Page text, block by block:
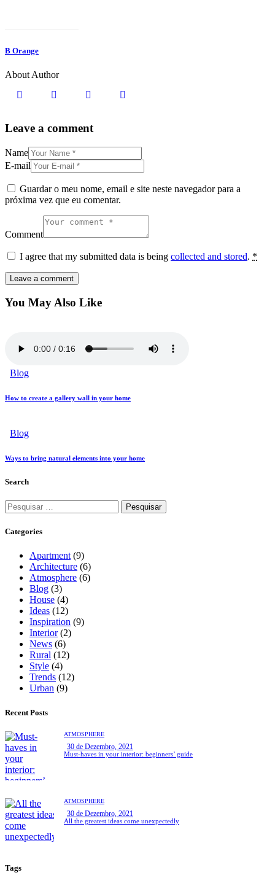
B Orange
About Author
Leave a comment
Name
E-mail
Guardar o meu nome, email e site neste navegador para a
próxima vez que eu comentar.
Comment
I agree that my submitted data is being collected and stored. *
You May Also Like
Blog
How to create a gallery wall in your home
Blog
Ways to bring natural elements into your home
Search
Categories
Apartment (9)
Architecture (6)
Atmosphere (6)
Blog (3)
House (4)
Ideas (12)
Inspiration (9)
Interior(2)
News (6)
Rural (12)
Style (4)
Trends (12)
Urban (9)
Recent Posts
ATMOSPHERE
30 de Dezembro, 2021
Must-haves in your interior: beginners’ guide
ATMOSPHERE
30 de Dezembro, 2021
All the greatest ideas come unexpectedly
Tags